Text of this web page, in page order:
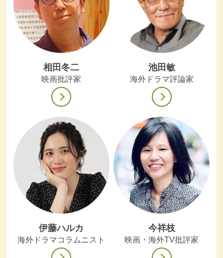
相田冬二
映画批評家
池田敏
海外ドラマ評論家
伊藤ハルカ
海外ドラマコラムニスト
今祥枝
映画・海外TV批評家